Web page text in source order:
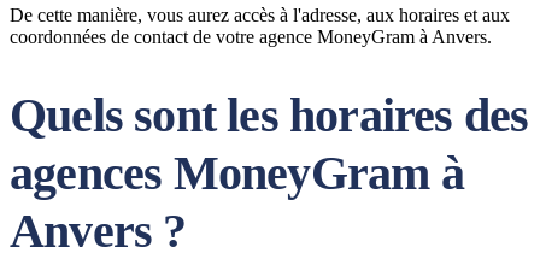
De cette manière, vous aurez accès à l'adresse, aux horaires et aux
coordonnées de contact de votre agence MoneyGram à Anvers.
Quels sont les horaires des
agences MoneyGram à
Anvers ?